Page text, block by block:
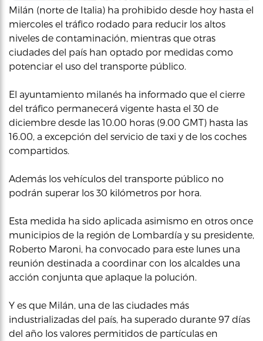
Milán (norte de Italia) ha prohibido desde hoy hasta el
miercoles el tráfico rodado para reducir los altos
niveles de contaminación, mientras que otras
ciudades del país han optado por medidas como
potenciar el uso del transporte público.
El ayuntamiento milanés ha informado que el cierre
del tráfico permanecerá vigente hasta el 30 de
diciembre desde las 10.00 horas (9.00 GMT) hasta las
16.00, a excepción del servicio de taxi y de los coches
compartidos.
Además los vehículos del transporte público no
podrán superar los 30 kilómetros por hora.
Esta medida ha sido aplicada asimismo en otros once
municipios de la región de Lombardía y su presidente,
Roberto Maroni, ha convocado para este lunes una
reunión destinada a coordinar con los alcaldes una
acción conjunta que aplaque la polución.
Y es que Milán, una de las ciudades más
industrializadas del país, ha superado durante 97 días
del año los valores permitidos de partículas en